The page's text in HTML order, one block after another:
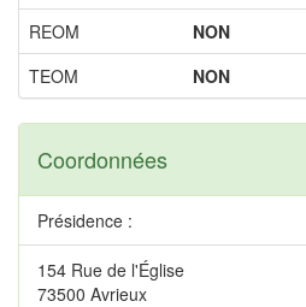
REOM
NON
TEOM NON
Coordonnées
Présidence :
154 Rue de l'Église
73500 Avrieux